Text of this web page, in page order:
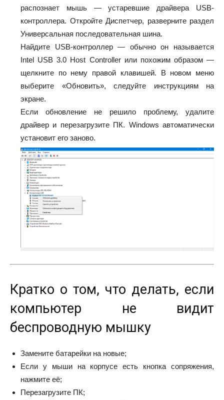
распознает мышь — устаревшие драйвера USB-
контроллера. Откройте Диспетчер, разверните раздел
Универсальная последовательная шина.
Найдите USB-контроллер — обычно он называется
Intel USB 3.0 Host Controller или похожим образом —
щелкните по нему правой клавишей. В новом меню
выберите «Обновить», следуйте инструкциям на
экране.
Если обновление не решило проблему, удалите
драйвер и перезагрузите ПК. Windows автоматически
установит его заново.
Кратко о том, что делать, если
компьютер не видит
беспроводную мышку
Замените батарейки на новые;
Если у мыши на корпусе есть кнопка сопряжения,
нажмите её;
Перезагрузите ПК;